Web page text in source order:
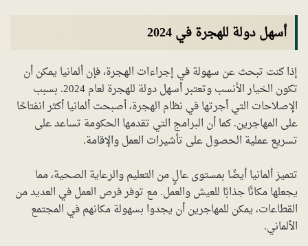
أسهل دولة للهجرة في 2024
إذا كنت تبحث عن سهولة في إجراءات الهجرة، فإن ألمانيا يمكن أن
تكون الخيار الأنسب وتعتبر أسهل دولة للهجرة لعام 2024. بسبب
الإصلاحات التي أجرتها في نظام الهجرة، أصبحت ألمانيا أكثر انفتاحًا
على المهاجرين. كما أن البرامج التي تقدمها الحكومة تساعد على
تسريع عملية الحصول على تأشيرات العمل والإقامة.
تتميز ألمانيا أيضًا بمستوى عالٍ من التعليم والرعاية الصحية، مما
يجعلها مكانًا جذابًا للعيش والعمل. مع توفر فرص العمل في العديد من
القطاعات، يمكن للمهاجرين أن يجدوا بسهولة مكانهم في المجتمع
الألماني.